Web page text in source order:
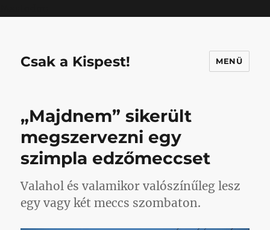
Csak a Kispest! MENÜ
„Majdnem” sikerült
megszervezni egy
szimpla edzőmeccset
Valahol és valamikor valószínűleg lesz
egy vagy két meccs szombaton.